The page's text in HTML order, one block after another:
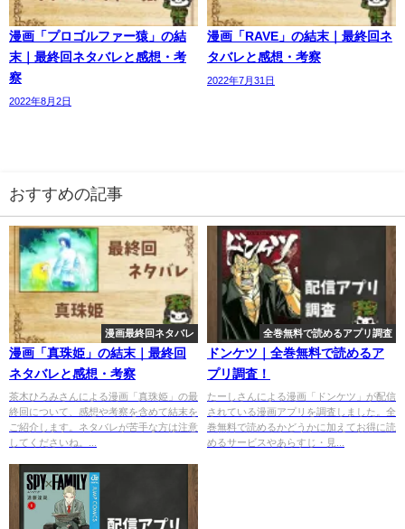
漫画「プロゴルファー猿」の結
末｜最終回ネタバレと感想・考
察
2022年8月2日
漫画「RAVE」の結末｜最終回ネ
タバレと感想・考察
2022年7月31日
おすすめの記事
漫画最終回ネタバレ
漫画「真珠姫」の結末｜最終回
ネタバレと感想・考察
茶木ひろみさんによる漫画「真珠姫」の最
終回について、感想や考察を含めて結末を
ご紹介します。ネタバレが苦手な方は注意
してくださいね。...
全巻無料で読めるアプリ調査
ドンケツ｜全巻無料で読めるア
プリ調査！
たーしさんによる漫画「ドンケツ」が配信
されている漫画アプリを調査しました。全
巻無料で読めるかどうかに加えてお得に読
めるサービスやあらすじ・見...